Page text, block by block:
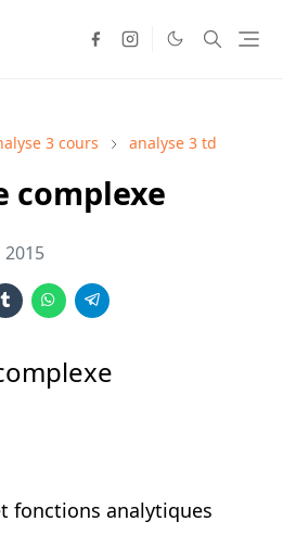
3 cours analyse 3 td
complexe
2015
fonctions analytiques